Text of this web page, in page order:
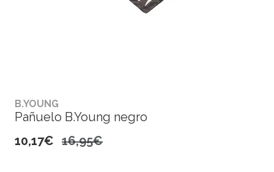
B.YOUNG
Pañuelo B.Young negro
10,17€ 16,95€